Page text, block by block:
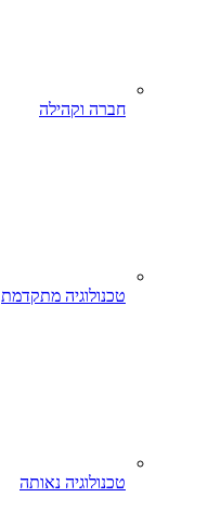
חברה וקהילה
טכנולוגיה מתקדמת
טכנולוגיה נאותה